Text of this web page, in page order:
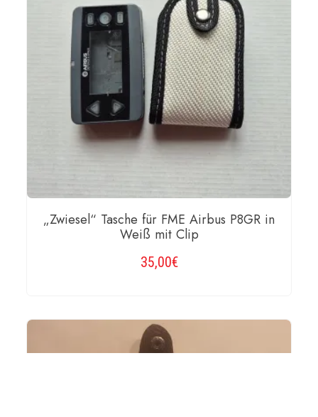
„Zwiesel“ Tasche für FME Airbus P8GR in
Weiß mit Clip
35,00€
WEITERLESEN